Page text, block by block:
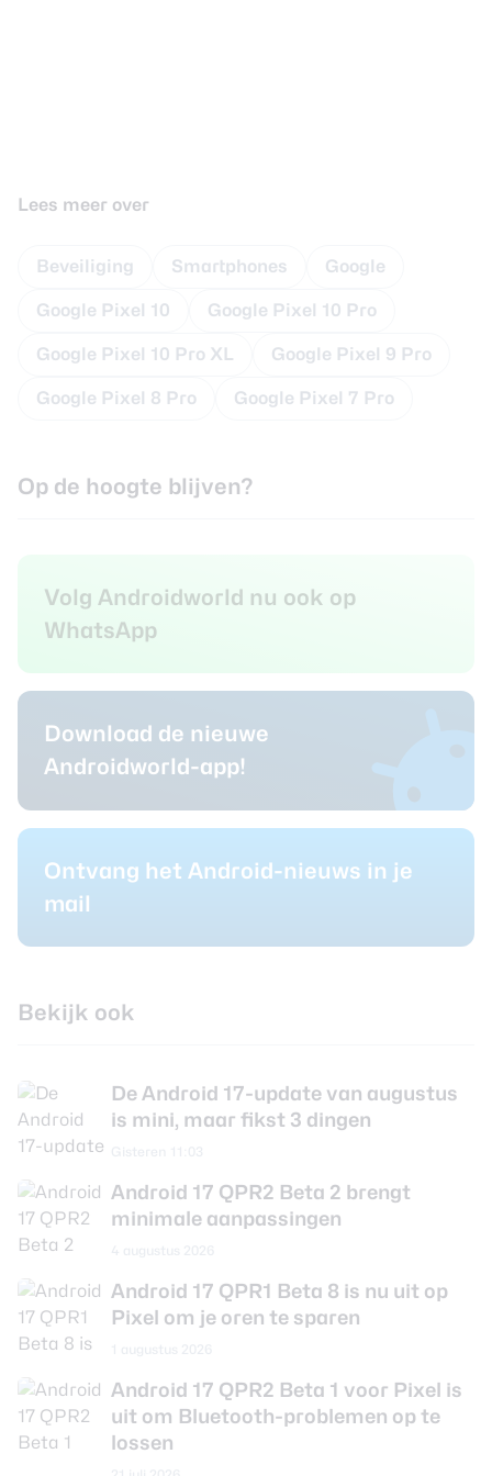
Lees meer over
Beveiliging Smartphones Google
Google Pixel 10 Google Pixel 10 Pro
Google Pixel 10 Pro XL Google Pixel 9 Pro
Google Pixel 8 Pro Google Pixel 7 Pro
Op de hoogte blijven?
Volg Androidworld nu ook op
WhatsApp
Download de nieuwe
Androidworld-app!
Ontvang het Android-nieuws in je
mail
Bekijk ook
De Android 17-update van augustus
is mini, maar fikst 3 dingen
Android 17 QPR2 Beta 2 brengt
minimale aanpassingen
Android 17 QPR1 Beta 8 is nu uit op
Pixel om je oren te sparen
Android 17 QPR2 Beta 1 voor Pixel is
uit om Bluetooth-problemen op te
lossen